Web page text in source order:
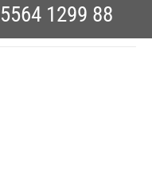
1299 88